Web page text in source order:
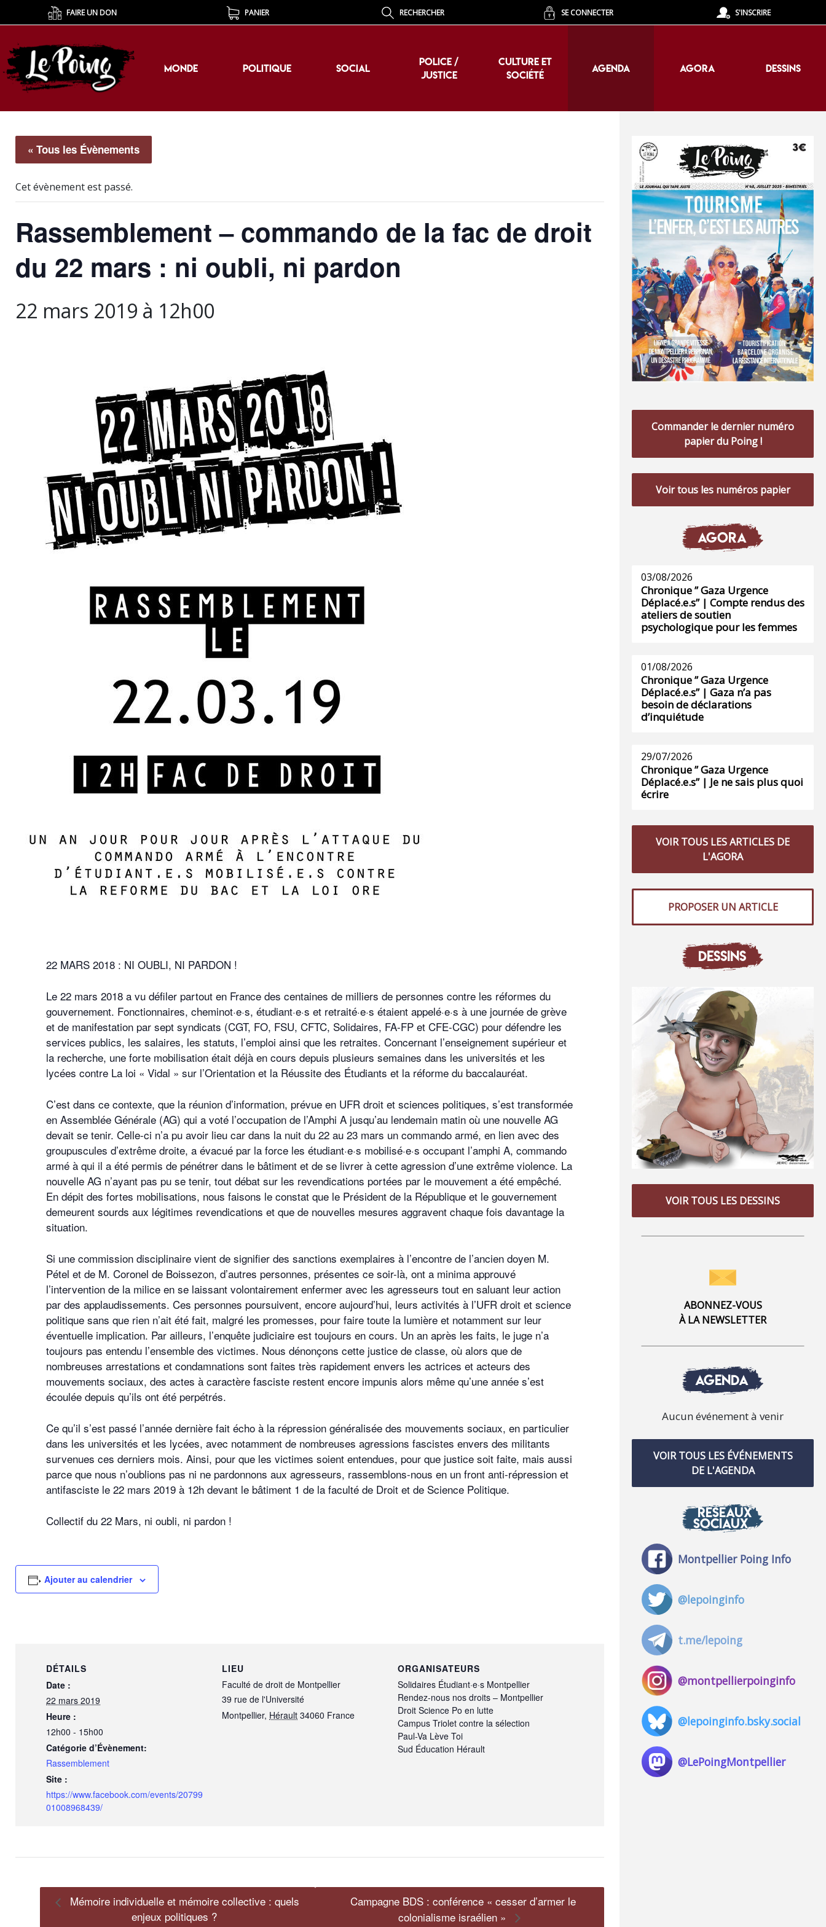
FAIRE UN DON PANIER RECHERCHER SE CONNECTER S'INSCRIRE
MONDE POLITIQUE SOCIAL
POLICE /
JUSTICE
CULTURE ET
SOCIÉTÉ
AGENDA AGORA DESSINS
MONDE POLITIQUE SOCIAL
POLICE /
JUSTICE
CULTURE ET
SOCIÉTÉ
AGENDA AGORA DESSINS
« Tous les Évènements
Cet évènement est passé.
Rassemblement – commando de la fac de droit
du 22 mars : ni oubli, ni pardon
22 mars 2019 à 12h00
22 MARS 2018 : NI OUBLI, NI PARDON !
Le 22 mars 2018 a vu défiler partout en France des centaines de milliers de personnes contre les réformes du
gouvernement. Fonctionnaires, cheminot·e·s, étudiant·e·s et retraité·e·s étaient appelé·e·s à une journée de grève
et de manifestation par sept syndicats (CGT, FO, FSU, CFTC, Solidaires, FA-FP et CFE-CGC) pour défendre les
services publics, les salaires, les statuts, l’emploi ainsi que les retraites. Concernant l’enseignement supérieur et
la recherche, une forte mobilisation était déjà en cours depuis plusieurs semaines dans les universités et les
lycées contre La loi « Vidal » sur l’Orientation et la Réussite des Étudiants et la réforme du baccalauréat.
C’est dans ce contexte, que la réunion d’information, prévue en UFR droit et sciences politiques, s’est transformée
en Assemblée Générale (AG) qui a voté l’occupation de l’Amphi A jusqu’au lendemain matin où une nouvelle AG
devait se tenir. Celle-ci n’a pu avoir lieu car dans la nuit du 22 au 23 mars un commando armé, en lien avec des
groupuscules d’extrême droite, a évacué par la force les étudiant·e·s mobilisé·e·s occupant l’amphi A, commando
armé à qui il a été permis de pénétrer dans le bâtiment et de se livrer à cette agression d’une extrême violence. La
nouvelle AG n’ayant pas pu se tenir, tout débat sur les revendications portées par le mouvement a été empêché.
En dépit des fortes mobilisations, nous faisons le constat que le Président de la République et le gouvernement
demeurent sourds aux légitimes revendications et que de nouvelles mesures aggravent chaque fois davantage la
situation.
Si une commission disciplinaire vient de signifier des sanctions exemplaires à l’encontre de l’ancien doyen M.
Pétel et de M. Coronel de Boissezon, d’autres personnes, présentes ce soir-là, ont a minima approuvé
l’intervention de la milice en se laissant volontairement enfermer avec les agresseurs tout en saluant leur action
par des applaudissements. Ces personnes poursuivent, encore aujourd’hui, leurs activités à l’UFR droit et science
politique sans que rien n’ait été fait, malgré les promesses, pour faire toute la lumière et notamment sur leur
éventuelle implication. Par ailleurs, l’enquête judiciaire est toujours en cours. Un an après les faits, le juge n’a
toujours pas entendu l’ensemble des victimes. Nous dénonçons cette justice de classe, où alors que de
nombreuses arrestations et condamnations sont faites très rapidement envers les actrices et acteurs des
mouvements sociaux, des actes à caractère fasciste restent encore impunis alors même qu’une année s’est
écoulée depuis qu’ils ont été perpétrés.
Ce qu’il s’est passé l’année dernière fait écho à la répression généralisée des mouvements sociaux, en particulier
dans les universités et les lycées, avec notamment de nombreuses agressions fascistes envers des militants
survenues ces derniers mois. Ainsi, pour que les victimes soient entendues, pour que justice soit faite, mais aussi
parce que nous n’oublions pas ni ne pardonnons aux agresseurs, rassemblons-nous en un front anti-répression et
antifasciste le 22 mars 2019 à 12h devant le bâtiment 1 de la faculté de Droit et de Science Politique.
Collectif du 22 Mars, ni oubli, ni pardon !
Ajouter au calendrier
DÉTAILS
Date :
22 mars 2019
Heure :
12h00 - 15h00
Catégorie d’Évènement:
Rassemblement
Site :
https://www.facebook.com/events/20799
01008968439/
LIEU
Faculté de droit de Montpellier
39 rue de l'Université
Montpellier, Hérault 34060 France
ORGANISATEURS
Solidaires Étudiant·e·s Montpellier
Rendez-nous nos droits – Montpellier
Droit Science Po en lutte
Campus Triolet contre la sélection
Paul-Va Lève Toi
Sud Éducation Hérault
Mémoire individuelle et mémoire collective : quels
enjeux politiques ?
Campagne BDS : conférence « cesser d’armer le
colonialisme israélien »
Commander le dernier numéro
papier du Poing !
Voir tous les numéros papier
AGORA
03/08/2026
Chronique ” Gaza Urgence
Déplacé.e.s” | Compte rendus des
ateliers de soutien
psychologique pour les femmes
01/08/2026
Chronique ” Gaza Urgence
Déplacé.e.s” | Gaza n’a pas
besoin de déclarations
d’inquiétude
29/07/2026
Chronique ” Gaza Urgence
Déplacé.e.s” | Je ne sais plus quoi
écrire
VOIR TOUS LES ARTICLES DE
L'AGORA
PROPOSER UN ARTICLE
DESSINS
VOIR TOUS LES DESSINS
ABONNEZ-VOUS
À LA NEWSLETTER
AGENDA
Aucun événement à venir
VOIR TOUS LES ÉVÉNEMENTS
DE L'AGENDA
RÉSEAUX
SOCIAUX
Montpellier Poing Info
@lepoinginfo
t.me/lepoing
@montpellierpoinginfo
@lepoinginfo.bsky.social
@LePoingMontpellier